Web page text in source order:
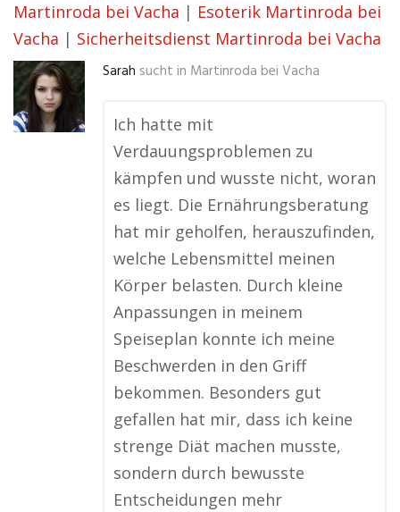
Martinroda bei Vacha | Esoterik Martinroda bei
Vacha | Sicherheitsdienst Martinroda bei Vacha
Sarah sucht in Martinroda bei Vacha
Ich hatte mit
Verdauungsproblemen zu
kämpfen und wusste nicht, woran
es liegt. Die Ernährungsberatung
hat mir geholfen, herauszufinden,
welche Lebensmittel meinen
Körper belasten. Durch kleine
Anpassungen in meinem
Speiseplan konnte ich meine
Beschwerden in den Griff
bekommen. Besonders gut
gefallen hat mir, dass ich keine
strenge Diät machen musste,
sondern durch bewusste
Entscheidungen mehr